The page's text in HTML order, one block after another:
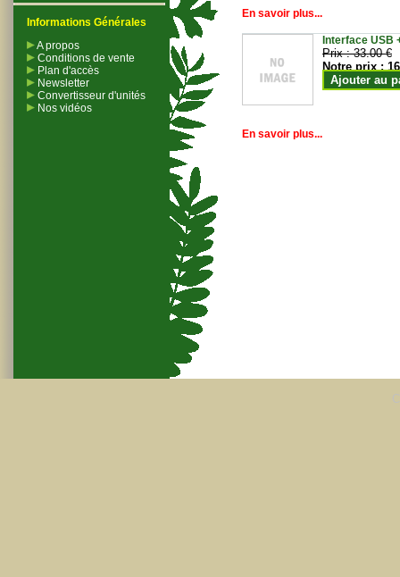
Informations Générales
A propos
Conditions de vente
Plan d'accès
Newsletter
Convertisseur d'unités
Nos vidéos
En savoir plus...
Interface USB
Prix :33.00 €
Notre prix :
Ajouter au
En savoir plus...